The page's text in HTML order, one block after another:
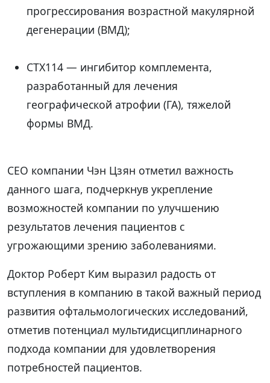
прогрессирования возрастной макулярной
дегенерации (ВМД);
CTX114 — ингибитор комплемента,
разработанный для лечения
географической атрофии (ГА), тяжелой
формы ВМД.
CEO компании Чэн Цзян отметил важность
данного шага, подчеркнув укрепление
возможностей компании по улучшению
результатов лечения пациентов с
угрожающими зрению заболеваниями.
Доктор Роберт Ким выразил радость от
вступления в компанию в такой важный период
развития офтальмологических исследований,
отметив потенциал мультидисциплинарного
подхода компании для удовлетворения
потребностей пациентов.